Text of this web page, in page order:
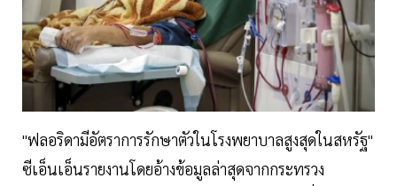
"ฟลอริดามีอัตราการรักษาตัวในโรงพยาบาลสูงสุดในสหรัฐ"
ซีเอ็นเอ็นรายงานโดยอ้างข้อมูลล่าสุดจากกระทรวง